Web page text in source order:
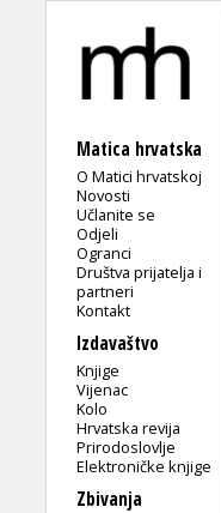
Matica hrvatska
O Matici hrvatskoj
Novosti
Učlanite se
Odjeli
Ogranci
Društva prijatelja i
partneri
Kontakt
Izdavaštvo
Knjige
Vijenac
Kolo
Hrvatska revija
Prirodoslovlje
Elektroničke knjige
Zbivanja